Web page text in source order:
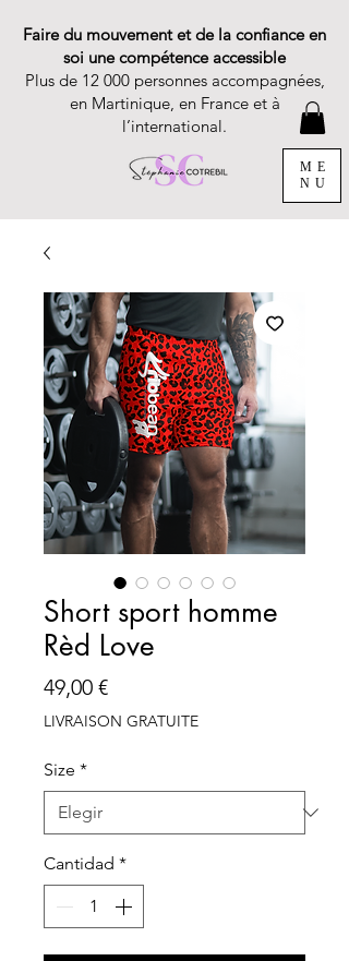
Faire du mouvement et de la confiance en
soi une compétence accessible
Plus de 12 000 personnes accompagnées,
en Martinique, en France et à
l’international.
ME
NU
Short sport homme
Rèd Love
49,00 €Precio
LIVRAISON GRATUITE
Size *
Cantidad *